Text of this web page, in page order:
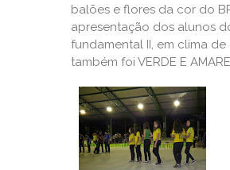
balões e flores da cor do
apresentação dos alunos
fundamental II, em clima de
também foi VERDE E